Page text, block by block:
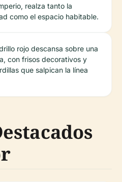
realza tanto la
como el espacio habitable.
rojo descansa sobre una
con frisos decorativos y
que salpican la línea